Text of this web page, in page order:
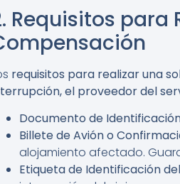
Requisitos para
requisitos para realizar una
el proveedor del
Documento de
Billete de Avión o
alojamiento afectado.
Etiqueta de Identificación